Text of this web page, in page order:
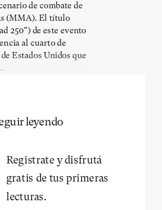
de combate de
(MMA). El título
250”) de este evento
al cuarto de
Estados Unidos que
leyendo
Registrate y disfrutá
gratis de tus primeras
lecturas.